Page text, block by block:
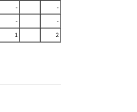
-
-
-
-
1 2